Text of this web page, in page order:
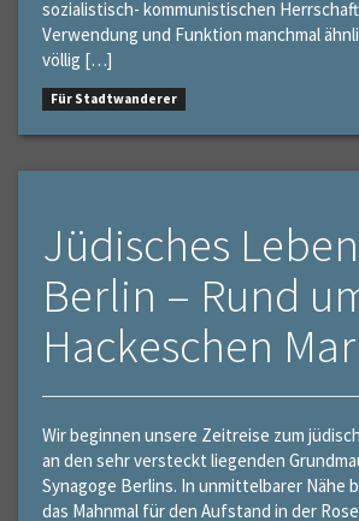
sozialistisch- kommunistischen
Verwendung und Funktion manchmal
völlig […]
Für Stadtwanderer
Jüdisches
Berlin – Rund
Hackeschen
Wir beginnen unsere Zeitreise zum
an den sehr versteckt liegenden
Synagoge Berlins. In unmittelbarer Nähe
das Mahnmal für den Aufstand in der